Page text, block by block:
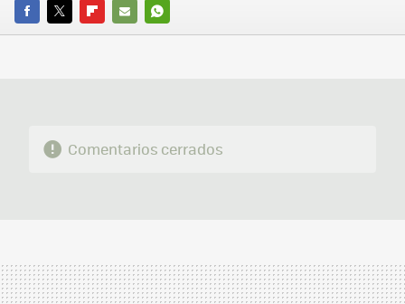
FACEBOOK
TWITTERFLIPBOARD
E-
WHATSAPP
Comentarios cerrados